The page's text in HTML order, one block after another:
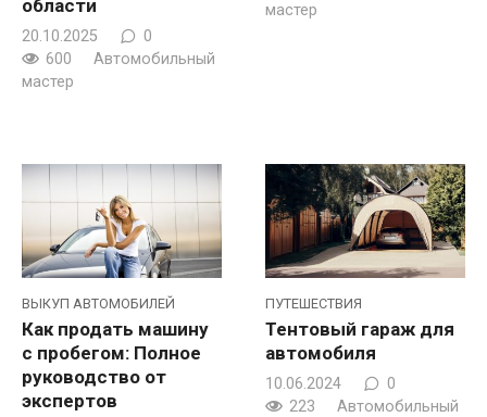
области
20.10.2025
0
600
Автомобильный
мастер
мастер
ВЫКУП АВТОМОБИЛЕЙ
Как продать машину
с пробегом: Полное
руководство от
экспертов
ПУТЕШЕСТВИЯ
Тентовый гараж для
автомобиля
10.06.2024
0
223
Автомобильный